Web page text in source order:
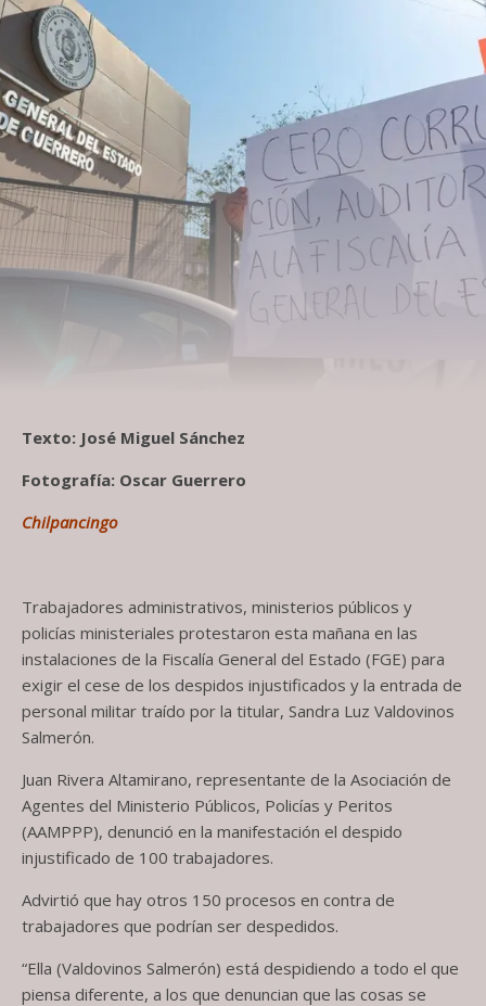
Texto: José Miguel Sánchez
Fotografía: Oscar Guerrero
Chilpancingo
Trabajadores administrativos, ministerios públicos y
policías ministeriales protestaron esta mañana en las
instalaciones de la Fiscalía General del Estado (FGE) para
exigir el cese de los despidos injustificados y la entrada de
personal militar traído por la titular, Sandra Luz Valdovinos
Salmerón.
Juan Rivera Altamirano, representante de la Asociación de
Agentes del Ministerio Públicos, Policías y Peritos
(AAMPPP), denunció en la manifestación el despido
injustificado de 100 trabajadores.
Advirtió que hay otros 150 procesos en contra de
trabajadores que podrían ser despedidos.
“Ella (Valdovinos Salmerón) está despidiendo a todo el que
piensa diferente, a los que denuncian que las cosas se